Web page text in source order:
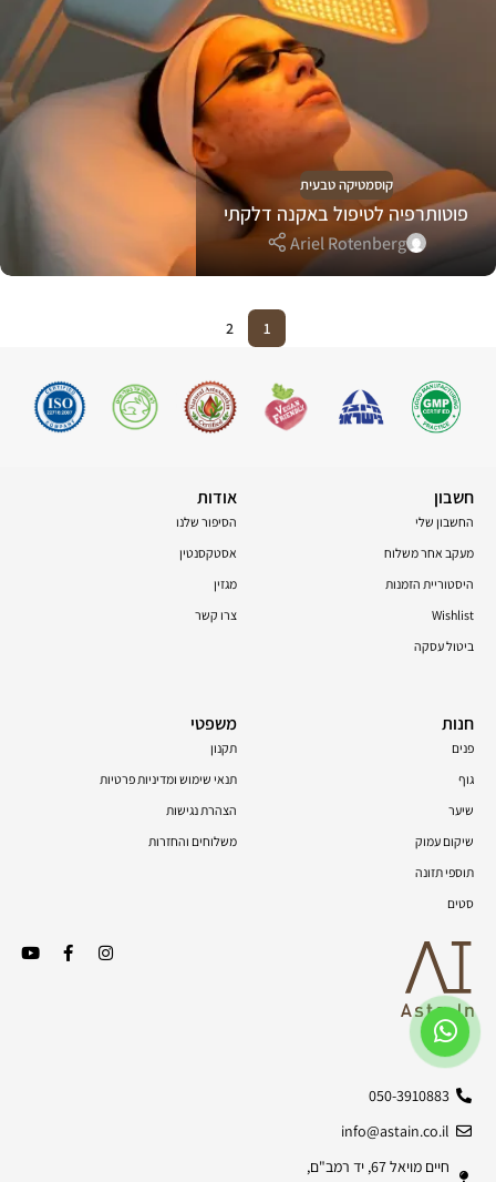
קוסמטיקה טבעית
פוטותרפיה לטיפול באקנה דלקתי
Ariel Rotenberg
1
2
050-3910883
info@astain.co.il
חיים מויאל 67, יד רמב"ם,
חשבון
החשבון שלי
מעקב אחר משלוח
היסטוריית הזמנות
Wishlist
ביטול עסקה
אודות
הסיפור שלנו
אסטקסנטין
מגזין
צרו קשר
חנות
פנים
גוף
שיער
שיקום עמוק
תוספי תזונה
סטים
משפטי
תקנון
תנאי שימוש ומדיניות פרטיות
הצהרת נגישות
משלוחים והחזרות